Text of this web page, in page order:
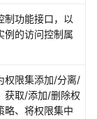
制功能接口，以
例的访问控制属
权限集添加/分离/
获取/添加/删除权
略、将权限集中